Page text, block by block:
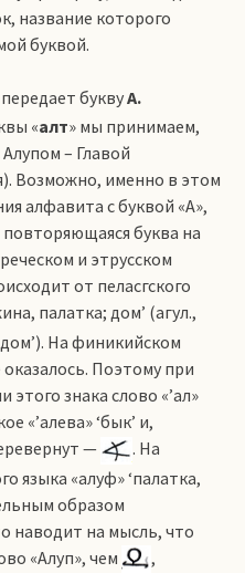
название которого
буквой.
передает буквуА.
«алт» мы принимаем,
– Главой
Возможно, именно в этом
алфавита с буквой «А»,
повторяющаяся буква на
и этрусском
от пеласгского
палатка; дом’ (агул.,
На финикийском
оказалось. Поэтому при
знака слово «ʼал»
«ʼалева» ‘бык’ и,
—
. На
языка «алуф» ‘палатка,
образом
наводит на мысль, что
«Алуп», чем
,